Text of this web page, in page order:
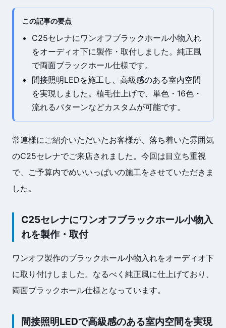
この記事の要点
C25セレナにワンオフブラックホール小物入れ
をオーディオ下に製作・取付しました。純正風
で両面ブラックホール仕様です。
間接照明LEDを施工し、高級感のある室内空間
を実現しました。植毛仕上げで、単色・16色・
流れるパターンなどカスタムが可能です。
常連様にご紹介いただいたお客様が、落ち着いた雰囲気
のC25セレナでご来店されました。今回は目立ち重視
で、ご予算内でめいいっぱいの施工をさせていただきま
した。
C25セレナにワンオフブラックホール小物入
れを製作・取付
ワンオフ製作のブラックホール小物入れをオーディオ下
に取り付けしました。なるべく純正風に仕上げており、
両面ブラックホール仕様となっています。
間接照明LEDで高級感のある室内空間を実現